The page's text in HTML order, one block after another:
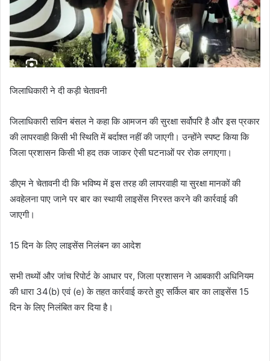
जिलाधिकारी ने दी कड़ी चेतावनी
जिलाधिकारी सविन बंसल ने कहा कि आमजन की सुरक्षा सर्वोपरि है और इस प्रकार
की लापरवाही किसी भी स्थिति में बर्दाश्त नहीं की जाएगी। उन्होंने स्पष्ट किया कि
जिला प्रशासन किसी भी हद तक जाकर ऐसी घटनाओं पर रोक लगाएगा।
डीएम ने चेतावनी दी कि भविष्य में इस तरह की लापरवाही या सुरक्षा मानकों की
अवहेलना पाए जाने पर बार का स्थायी लाइसेंस निरस्त करने की कार्रवाई की
जाएगी।
15 दिन के लिए लाइसेंस निलंबन का आदेश
सभी तथ्यों और जांच रिपोर्ट के आधार पर, जिला प्रशासन ने आबकारी अधिनियम
की धारा 34(b) एवं (e) के तहत कार्रवाई करते हुए सर्किल बार का लाइसेंस 15
दिन के लिए निलंबित कर दिया है।